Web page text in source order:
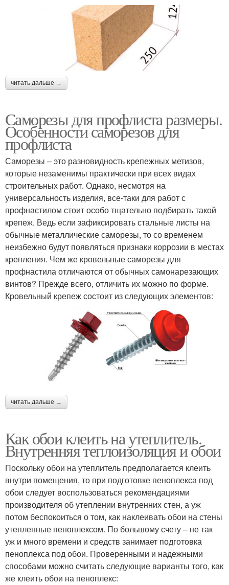
читать дальше →
Саморезы для профлиста размеры.
Особенности саморезов для
профлиста
Саморезы – это разновидность крепежных метизов,
которые незаменимы практически при всех видах
строительных работ. Однако, несмотря на
универсальность изделия, все-таки для работ с
профнастилом стоит особо тщательно подбирать такой
крепеж. Ведь если зафиксировать стальные листы на
обычные металлические саморезы, то со временем
неизбежно будут появляться признаки коррозии в местах
крепления. Чем же кровельные саморезы для
профнастила отличаются от обычных самонарезающих
винтов? Прежде всего, отличить их можно по форме.
Кровельный крепеж состоит из следующих элементов:
читать дальше →
Как обои клеить на утеплитель.
Внутренняя теплоизоляция и обои
Поскольку обои на утеплитель предполагается клеить
внутри помещения, то при подготовке пеноплекса под
обои следует воспользоваться рекомендациями
производителя об утеплении внутренних стен, а уж
потом беспокоиться о том, как наклеивать обои на стены
утепленные пеноплексом. По большому счету – не так
уж и много времени и средств занимает подготовка
пеноплекса под обои. Проверенными и надежными
способами можно считать следующие варианты того, как
же клеить обои на пеноплекс: